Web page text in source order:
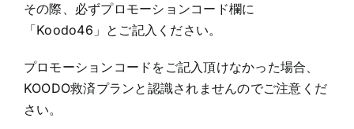
その際、必ずプロモーションコード欄に
「Koodo46」とご記入ください。
プロモーションコードをご記入頂けなかった場合、
KOODO救済プランと認識されませんのでご注意くだ
さい。